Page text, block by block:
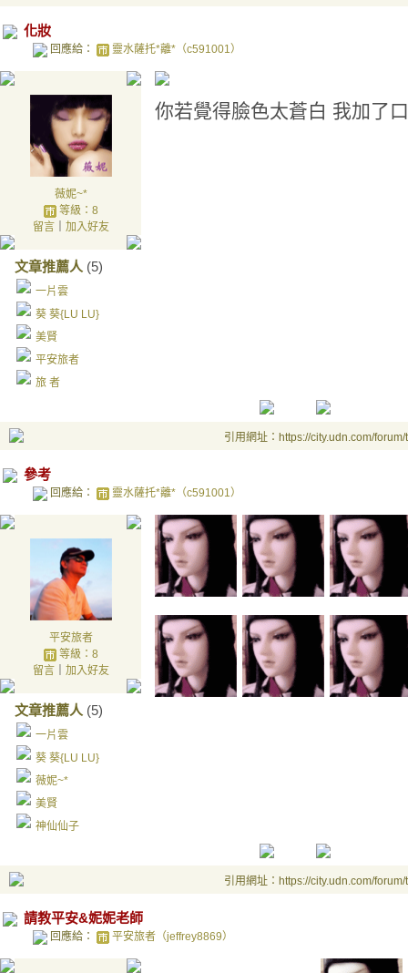
化妝
回應給： 靈水薩托*離*（c591001）
薇妮~*
等級：8
留言｜ 加入好友
文章推薦人 (5)
一片雲
葵 葵{LU LU}
美賢
平安旅者
旅 者
你若覺得臉色太蒼白 我加了
引用網址：https://city.udn.com/
參考
回應給： 靈水薩托*離*（c591001）
平安旅者
等級：8
留言｜ 加入好友
文章推薦人 (5)
一片雲
葵 葵{LU LU}
薇妮~*
美賢
神仙仙子
引用網址：https://city.udn.com/
請教平安&妮妮老師
回應給： 平安旅者（jeffrey8869）